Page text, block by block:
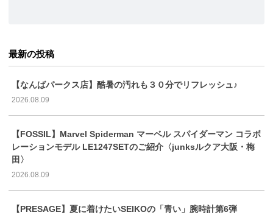
最新の投稿
【なんばパークス店】酷暑の汚れも３０分でリフレッシュ♪
2026.08.09
【FOSSIL】Marvel Spiderman マーベル スパイダーマン コラボ
レーションモデル LE1247SETのご紹介〈junksルクア大阪・梅
田〉
2026.08.09
【PRESAGE】夏に着けたいSEIKOの「青い」腕時計第6弾